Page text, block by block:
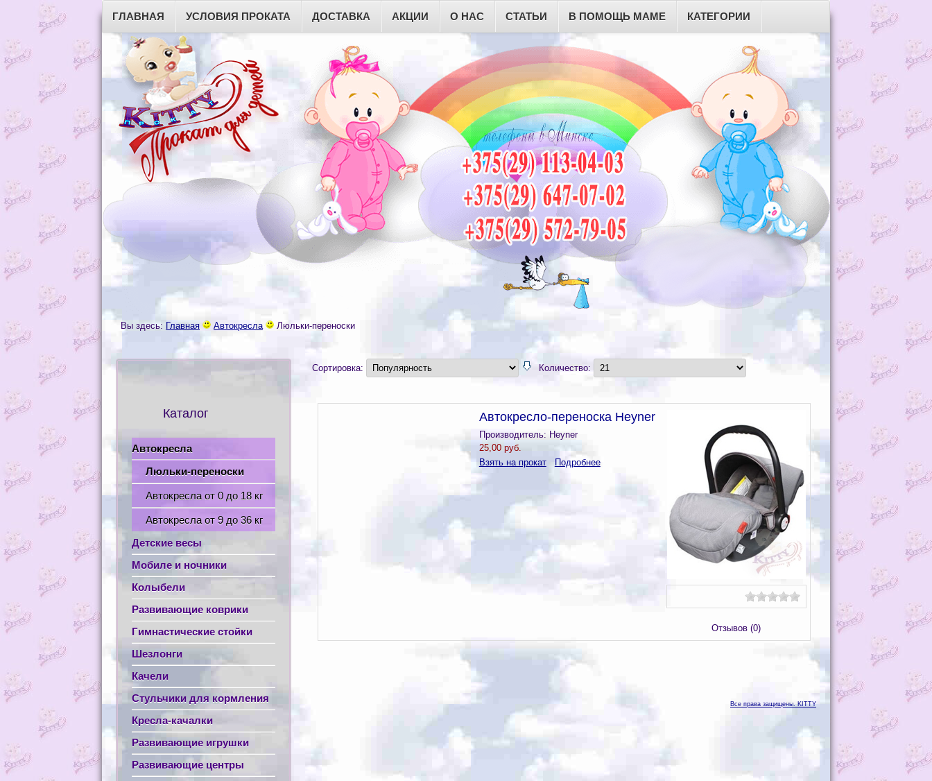
ГЛАВНАЯ УСЛОВИЯ ПРОКАТА ДОСТАВКА АКЦИИ О НАС СТАТЬИ В ПОМОЩЬ МАМЕ КАТЕГОРИИ
Вы здесь: Главная Автокресла Люльки-переноски
Каталог
Автокресла
Люльки-переноски
Автокресла от 0 до 18 кг
Автокресла от 9 до 36 кг
Детские весы
Мобиле и ночники
Колыбели
Развивающие коврики
Гимнастические стойки
Шезлонги
Качели
Стульчики для кормления
Кресла-качалки
Развивающие игрушки
Развивающие центры
Сортировка: Количество:
Отзывов (0)
Автокресло-переноска Heyner
Производитель: Heyner
25,00 руб.
Взять на прокат
Подробнее
Все права защищены. KITTY